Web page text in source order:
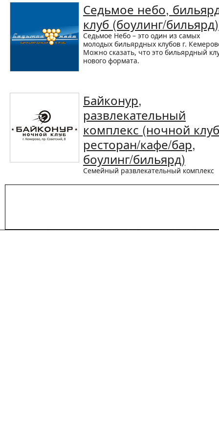
Седьмое небо,
клуб (боулинг/бильярд)
Седьмое Небо – это один из самых
молодых бильярдных клубов г.
Можно сказать, что это бильярдный
нового формата.
Байконур,
развлекательный
комплекс (ночной
ресторан/кафе/бар,
боулинг/бильярд)
Семейный развлекательный комплекс